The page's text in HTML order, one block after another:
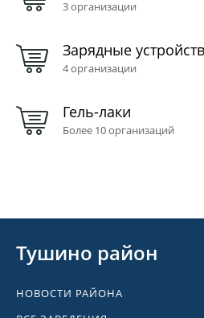
3 организации
Зарядные
4 организации
Гель-лаки
Более 10 организаций
Тушино район
НОВОСТИ РАЙОНА